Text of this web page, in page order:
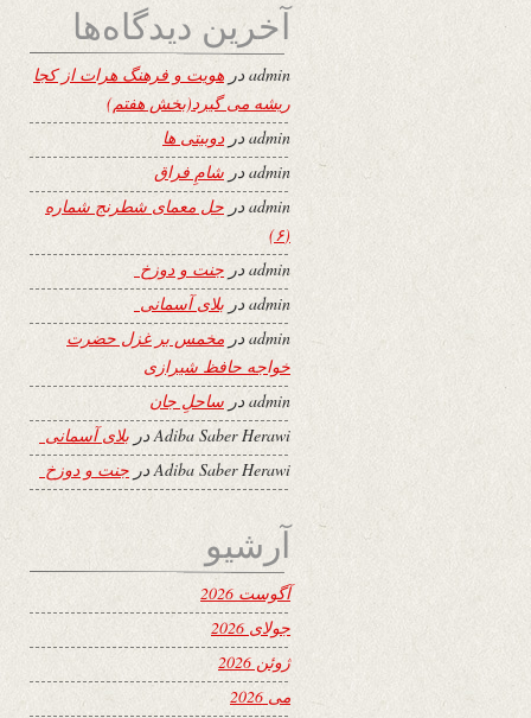
آخرین دیدگاه‌ها
adminدر هویت و فرهنگ هرات از کجا
ریشه می گیرد(بخش هفتم)
admin دردوبیتی ها
adminدر شامِ فراق
adminدر حل معمای شطرنج شماره
(۶)
adminدر جنت و دوزخ
adminدر بلای آسمانی
adminدر مخمس بر غزل حضرت
خواجه حافظ شیرازی
adminدر ساحلِ جان
Adiba Saber Herawiدر بلای آسمانی
Adiba Saber Herawiدر جنت و دوزخ
آرشیو
آگوست 2026
جولای 2026
ژوئن 2026
می 2026